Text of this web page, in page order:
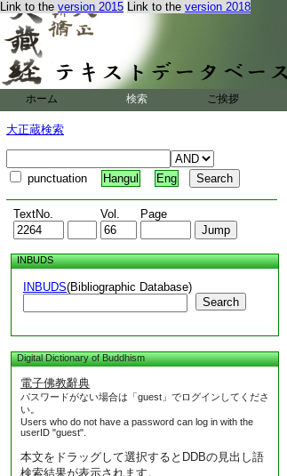
Link to the version 2015 Link to the version 2018
ホーム 検索 ご挨拶
大正蔵検索
punctuation Hangul Eng
TextNo. Vol. Page
INBUDS
INBUDS(Bibliographic Database)
Search
Digital Dictionary of Buddhism
電子佛教辭典
パスワードがない場合は「guest」でログインしてくださ
い。
Users who do not have a password can log in with the
userID "guest".
本文をドラッグして選択するとDDBの見出し語
検索結果が表示されます。